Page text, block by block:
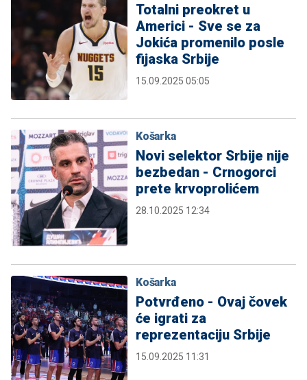
Totalni preokret u
Americi - Sve se za
Jokića promenilo posle
fijaska Srbije
15.09.2025 05:05
Košarka
Novi selektor Srbije nije
bezbedan - Crnogorci
prete krvoprolićem
28.10.2025 12:34
Košarka
Potvrđeno - Ovaj čovek
će igrati za
reprezentaciju Srbije
15.09.2025 11:31